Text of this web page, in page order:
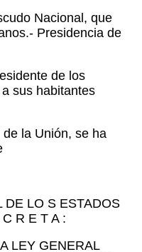
Nacional, que
Presidencia de
de los
sus habitantes
la Unión, se ha
DE LO S ESTADOS
R E T A :
LEY GENERAL